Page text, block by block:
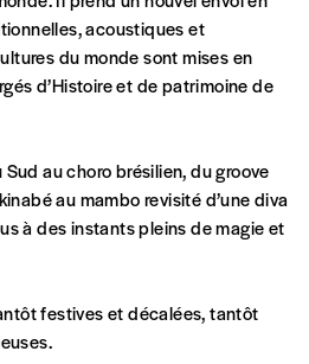
le magazine de
bien ou d’un service, qui
pour lui de payer le prix
l’objectif de rendre nos
accessibles, et
proposons d’estimer
de notre publication.
acoustiques et
du monde sont mises en
d’Histoire et de patrimoine de
au choro brésilien, du groove
au mambo revisité d’une diva
à des instants pleins de magie et
festives et décalées, tantôt